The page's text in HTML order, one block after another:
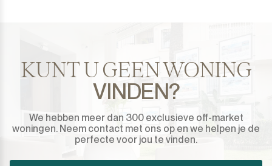
KUNT U GEEN WONING
VINDEN?
We hebben meer dan 300 exclusieve off-market
woningen. Neem contact met ons op en we helpen je de
perfecte voor jou te vinden.